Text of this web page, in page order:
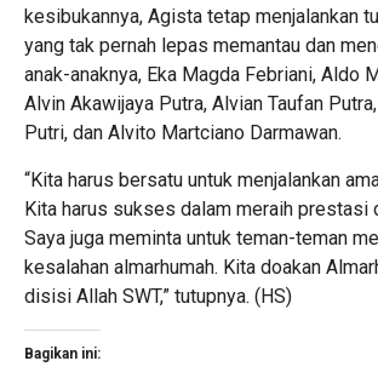
kesibukannya, Agista tetap menjalankan
yang tak pernah lepas memantau dan
anak-anaknya, Eka Magda Febriani, Aldo
Alvin Akawijaya Putra, Alvian Taufan
Putri, dan Alvito Martciano Darmawan.
“Kita harus bersatu untuk menjalankan
Kita harus sukses dalam meraih prestasi
Saya juga meminta untuk teman-teman
kesalahan almarhumah. Kita doakan
disisi Allah SWT,” tutupnya. (HS)
Bagikan ini: